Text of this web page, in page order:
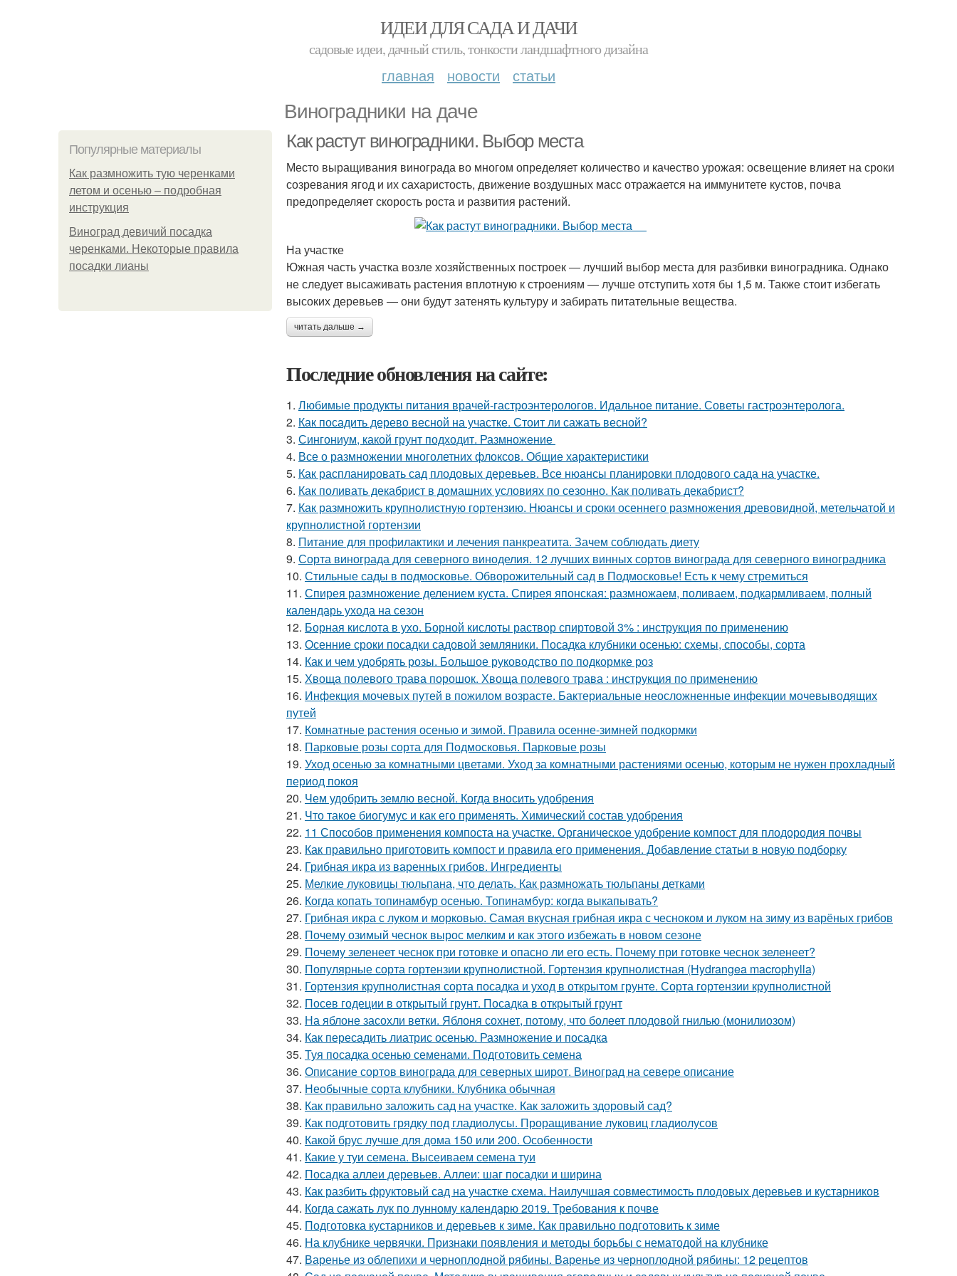
ИДЕИ ДЛЯ САДА И ДАЧИ
садовые идеи, дачный стиль, тонкости ландшафтного дизайна
главная новости статьи
Виноградники на даче
Популярные материалы
Как размножить тую черенками
летом и осенью – подробная
инструкция
Виноград девичий посадка
черенками. Некоторые правила
посадки лианы
Как растут виноградники. Выбор места
Место выращивания винограда во многом определяет количество и качество урожая: освещение влияет на сроки
созревания ягод и их сахаристость, движение воздушных масс отражается на иммунитете кустов, почва
предопределяет скорость роста и развития растений.
На участке
Южная часть участка возле хозяйственных построек ― лучший выбор места для разбивки виноградника. Однако
не следует высаживать растения вплотную к строениям ― лучше отступить хотя бы 1,5 м. Также стоит избегать
высоких деревьев ― они будут затенять культуру и забирать питательные вещества.
читать дальше →
Последние обновления на сайте:
1. Любимые продукты питания врачей-гастроэнтерологов. Идальное питание. Советы гастроэнтеролога.
2. Как посадить дерево весной на участке. Стоит ли сажать весной?
3. Сингониум, какой грунт подходит. Размножение
4. Все о размножении многолетних флоксов. Общие характеристики
5. Как распланировать сад плодовых деревьев. Все нюансы планировки плодового сада на участке.
6. Как поливать декабрист в домашних условиях по сезонно. Как поливать декабрист?
7. Как размножить крупнолистную гортензию. Нюансы и сроки осеннего размножения древовидной, метельчатой и
крупнолистной гортензии
8. Питание для профилактики и лечения панкреатита. Зачем соблюдать диету
9. Сорта винограда для северного виноделия. 12 лучших винных сортов винограда для северного виноградника
10. Стильные сады в подмосковье. Обворожительный сад в Подмосковье! Есть к чему стремиться
11. Спирея размножение делением куста. Спирея японская: размножаем, поливаем, подкармливаем, полный
календарь ухода на сезон
12. Борная кислота в ухо. Борной кислоты раствор спиртовой 3% : инструкция по применению
13. Осенние сроки посадки садовой земляники. Посадка клубники осенью: схемы, способы, сорта
14. Как и чем удобрять розы. Большое руководство по подкормке роз
15. Хвоща полевого трава порошок. Хвоща полевого трава : инструкция по применению
16. Инфекция мочевых путей в пожилом возрасте. Бактериальные неосложненные инфекции мочевыводящих
путей
17. Комнатные растения осенью и зимой. Правила осенне-зимней подкормки
18. Парковые розы сорта для Подмосковья. Парковые розы
19. Уход осенью за комнатными цветами. Уход за комнатными растениями осенью, которым не нужен прохладный
период покоя
20. Чем удобрить землю весной. Когда вносить удобрения
21. Что такое биогумус и как его применять. Химический состав удобрения
22. 11 Способов применения компоста на участке. Органическое удобрение компост для плодородия почвы
23. Как правильно приготовить компост и правила его применения. Добавление статьи в новую подборку
24. Грибная икра из варенных грибов. Ингредиенты
25. Мелкие луковицы тюльпана, что делать. Как размножать тюльпаны детками
26. Когда копать топинамбур осенью. Топинамбур: когда выкапывать?
27. Грибная икра с луком и морковью. Самая вкусная грибная икра с чесноком и луком на зиму из варёных грибов
28. Почему озимый чеснок вырос мелким и как этого избежать в новом сезоне
29. Почему зеленеет чеснок при готовке и опасно ли его есть. Почему при готовке чеснок зеленеет?
30. Популярные сорта гортензии крупнолистной. Гортензия крупнолистная (Hydrangea macrophylla)
31. Гортензия крупнолистная сорта посадка и уход в открытом грунте. Сорта гортензии крупнолистной
32. Посев годеции в открытый грунт. Посадка в открытый грунт
33. На яблоне засохли ветки. Яблоня сохнет, потому, что болеет плодовой гнилью (монилиозом)
34. Как пересадить лиатрис осенью. Размножение и посадка
35. Туя посадка осенью семенами. Подготовить семена
36. Описание сортов винограда для северных широт. Виноград на севере описание
37. Необычные сорта клубники. Клубника обычная
38. Как правильно заложить сад на участке. Как заложить здоровый сад?
39. Как подготовить грядку под гладиолусы. Проращивание луковиц гладиолусов
40. Какой брус лучше для дома 150 или 200. Особенности
41. Какие у туи семена. Высеиваем семена туи
42. Посадка аллеи деревьев. Аллеи: шаг посадки и ширина
43. Как разбить фруктовый сад на участке схема. Наилучшая совместимость плодовых деревьев и кустарников
44. Когда сажать лук по лунному календарю 2019. Требования к почве
45. Подготовка кустарников и деревьев к зиме. Как правильно подготовить к зиме
46. На клубнике червячки. Признаки появления и методы борьбы с нематодой на клубнике
47. Варенье из облепихи и черноплодной рябины. Варенье из черноплодной рябины: 12 рецептов